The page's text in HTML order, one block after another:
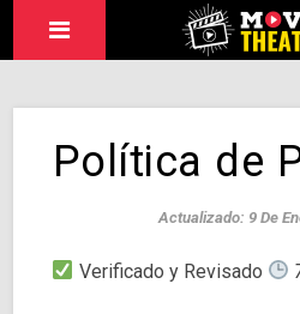
Política de
Actualizado: 9 De
Verificado y Revisado